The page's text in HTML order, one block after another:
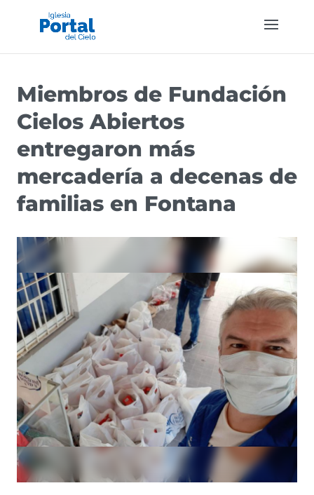
Miembros de Fundación
Cielos Abiertos
entregaron más
mercadería a decenas de
familias en Fontana